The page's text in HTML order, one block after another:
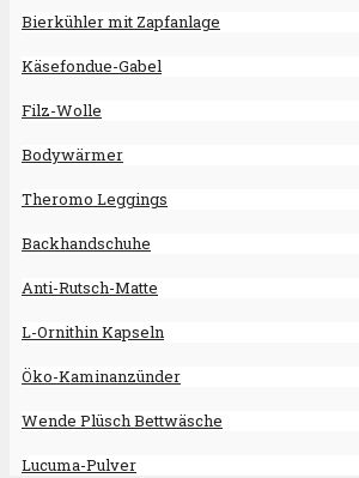
Bierkühler mit Zapfanlage
Käsefondue-Gabel
Filz-Wolle
Bodywärmer
Theromo Leggings
Backhandschuhe
Anti-Rutsch-Matte
L-Ornithin Kapseln
Öko-Kaminanzünder
Wende Plüsch Bettwäsche
Lucuma-Pulver